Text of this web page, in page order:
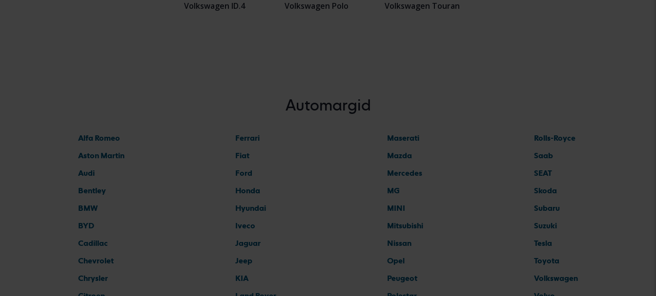
Volkswagen ID.4
Volkswagen Polo
Volkswagen Touran
Automargid
Alfa Romeo
Aston Martin
Audi
Bentley
BMW
BYD
Cadillac
Chevrolet
Chrysler
Ferrari
Fiat
Ford
Honda
Hyundai
Iveco
Jaguar
Jeep
KIA
Maserati
Mazda
Mercedes
MG
MINI
Mitsubishi
Nissan
Opel
Peugeot
Rolls-Royce
Saab
SEAT
Skoda
Subaru
Suzuki
Tesla
Toyota
Volkswagen